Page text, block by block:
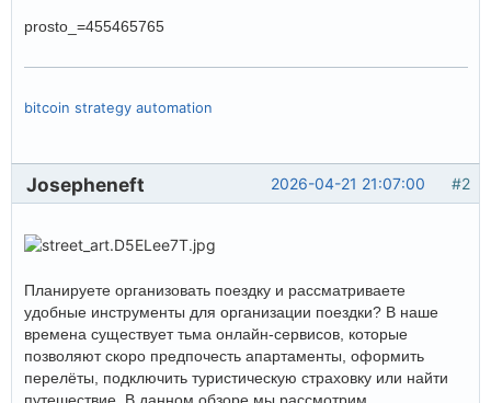
prosto_=455465765
bitcoin strategy automation
#2
2026-04-21 21:07:00
Josepheneft
Планируете организовать поездку и рассматриваете
удобные инструменты для организации поездки? В наше
времена существует тьма онлайн-сервисов, которые
позволяют скоро предпочесть апартаменты, оформить
перелёты, подключить туристическую страховку или найти